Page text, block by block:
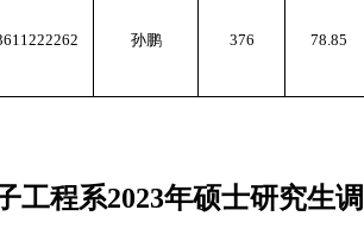
孙鹏 376 78.85
工程系2023年硕士研究生